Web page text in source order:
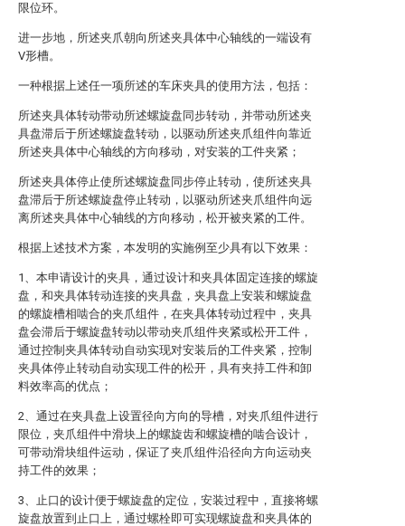
限位环。
进一步地，所述夹爪朝向所述夹具体中心轴线的一端设有
V形槽。
一种根据上述任一项所述的车床夹具的使用方法，包括：
所述夹具体转动带动所述螺旋盘同步转动，并带动所述夹
具盘滞后于所述螺旋盘转动，以驱动所述夹爪组件向靠近
所述夹具体中心轴线的方向移动，对安装的工件夹紧；
所述夹具体停止使所述螺旋盘同步停止转动，使所述夹具
盘滞后于所述螺旋盘停止转动，以驱动所述夹爪组件向远
离所述夹具体中心轴线的方向移动，松开被夹紧的工件。
根据上述技术方案，本发明的实施例至少具有以下效果：
1、本申请设计的夹具，通过设计和夹具体固定连接的螺旋
盘，和夹具体转动连接的夹具盘，夹具盘上安装和螺旋盘
的螺旋槽相啮合的夹爪组件，在夹具体转动过程中，夹具
盘会滞后于螺旋盘转动以带动夹爪组件夹紧或松开工件，
通过控制夹具体转动自动实现对安装后的工件夹紧，控制
夹具体停止转动自动实现工件的松开，具有夹持工件和卸
料效率高的优点；
2、通过在夹具盘上设置径向方向的导槽，对夹爪组件进行
限位，夹爪组件中滑块上的螺旋齿和螺旋槽的啮合设计，
可带动滑块组件运动，保证了夹爪组件沿径向方向运动夹
持工件的效果；
3、止口的设计便于螺旋盘的定位，安装过程中，直接将螺
旋盘放置到止口上，通过螺栓即可实现螺旋盘和夹具体的